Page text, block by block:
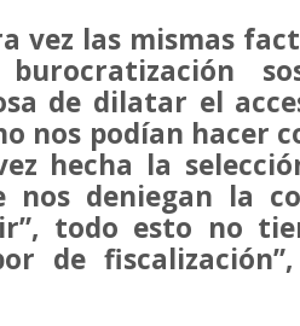
vez las mismas
de dilatar el
nos podían hacer
hecha la
nos deniegan la
todo esto no
de fiscalización”,